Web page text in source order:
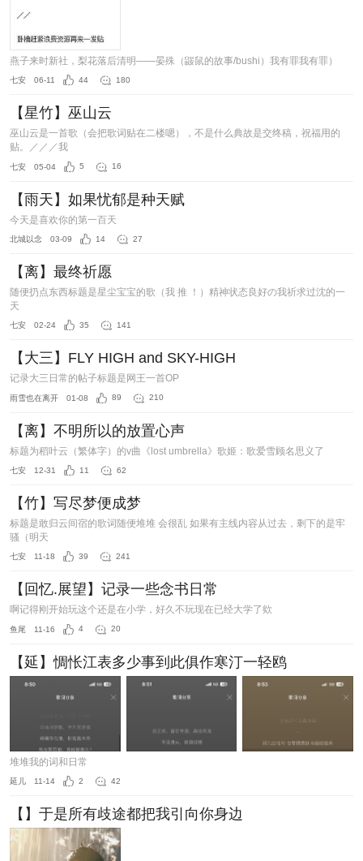
燕子来时新社，梨花落后清明——晏殊（鼹鼠的故事/bushi）我有罪我有罪）
七安 06-11 44 180
【星竹】巫山云
巫山云是一首歌（会把歌词贴在二楼嗯），不是什么典故是交终稿，祝福用的
贴。／／／我
七安 05-04 5 16
【雨天】如果忧郁是种天赋
今天是喜欢你的第一百天
北城以念 03-09 14 27
【离】最终祈愿
随便扔点东西标题是星尘宝宝的歌（我 推 ！）精神状态良好の我祈求过沈的一
天
七安 02-24 35 141
【大三】FLY HIGH and SKY-HIGH
记录大三日常的帖子标题是网王一首OP
雨雪也在离开 01-08 89 210
【离】不明所以的放置心声
标题为稻叶云（繁体字）的v曲《lost umbrella》歌姬：歌爱雪顾名思义了
七安 12-31 11 62
【竹】写尽梦便成梦
标题是敢归云间宿的歌词随便堆堆 会很乱 如果有主线内容从过去，剩下的是牢
骚（明天
七安 11-18 39 241
【回忆.展望】记录一些念书日常
啊记得刚开始玩这个还是在小学，好久不玩现在已经大学了欸
鱼尾 11-16 4 20
【延】惆怅江表多少事到此俱作寒汀一轻鸥
堆堆我的词和日常
延儿 11-14 2 42
【】于是所有歧途都把我引向你身边